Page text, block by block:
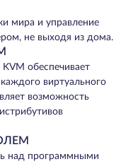
мира и управление
не выходя из дома.
обеспечивает
виртуального
возможность
над программными